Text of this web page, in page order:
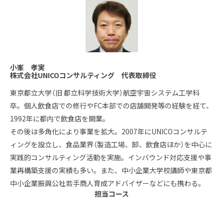
小峯 孝実
株式会社UNICOコンサルティング 代表取締役
東京都立大学（旧 都立科学技術大学）航空宇宙システム工学科
卒。個人飲食店での修行やFC本部での店舗開発等の経験を経て、
1992年に都内で飲食店を開業。
その後は多角化により事業を拡大。2007年にUNICOコンサルテ
ィングを設立し、食品業界（製造工場、卸、飲食店ほか）を中心に
実践的コンサルティング活動を実施。インバウンド対応支援や事
業再構築支援の実績も多い。また、中小企業大学校講師や東京都
中小企業振興公社若手商人育成アドバイザーなどにも携わる。
担当コース